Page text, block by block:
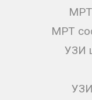
МРТ
МРТ
УЗИ